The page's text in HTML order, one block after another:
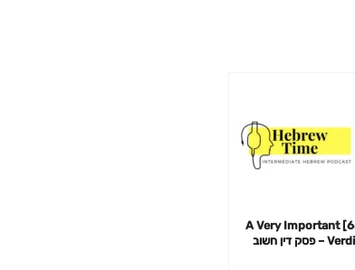
[65] A Very Important
Verdict – פסק דין חשוב